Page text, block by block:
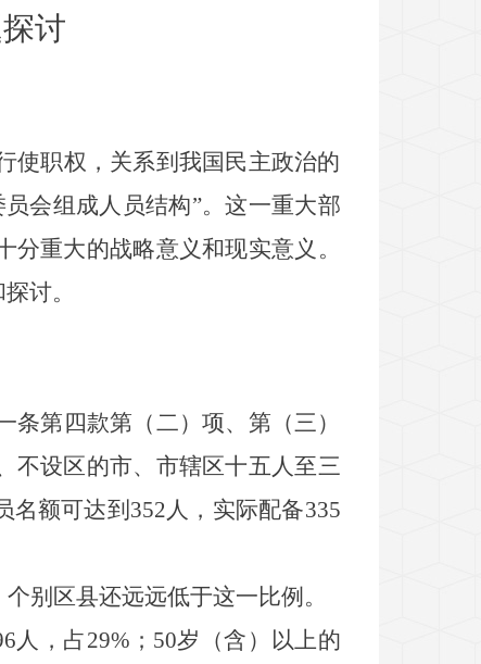
讨
使职权，关系到我国民主政治的
会组成人员结构”。这一重大部
重大的战略意义和现实意义。
讨。
第四款第（二）项、第（三）
不设区的市、市辖区十五人至三
名额可达到 352人，实际配备335
个别区县还远远低于这一比例 。
人，占29% ； 50岁（含）以上的